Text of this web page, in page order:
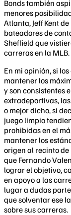
Bonds también
menores
Atlanta, Jeff Kent
bateadores de
Sheffield que
carreras en la MLB.
En mi opinión, si
mantener los
y son consistentes
extradeportivas,
o mejor dicho, si
juego limpio
prohibidas en el
mantener los
origen al recinto de
que Fernando
lograr el objetivo,
en apoyo a las
lugar a dudas
que solventar ese
sobre sus carreras.